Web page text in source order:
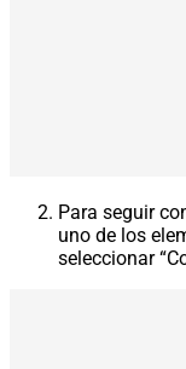
Para seguir
uno de los
seleccionar